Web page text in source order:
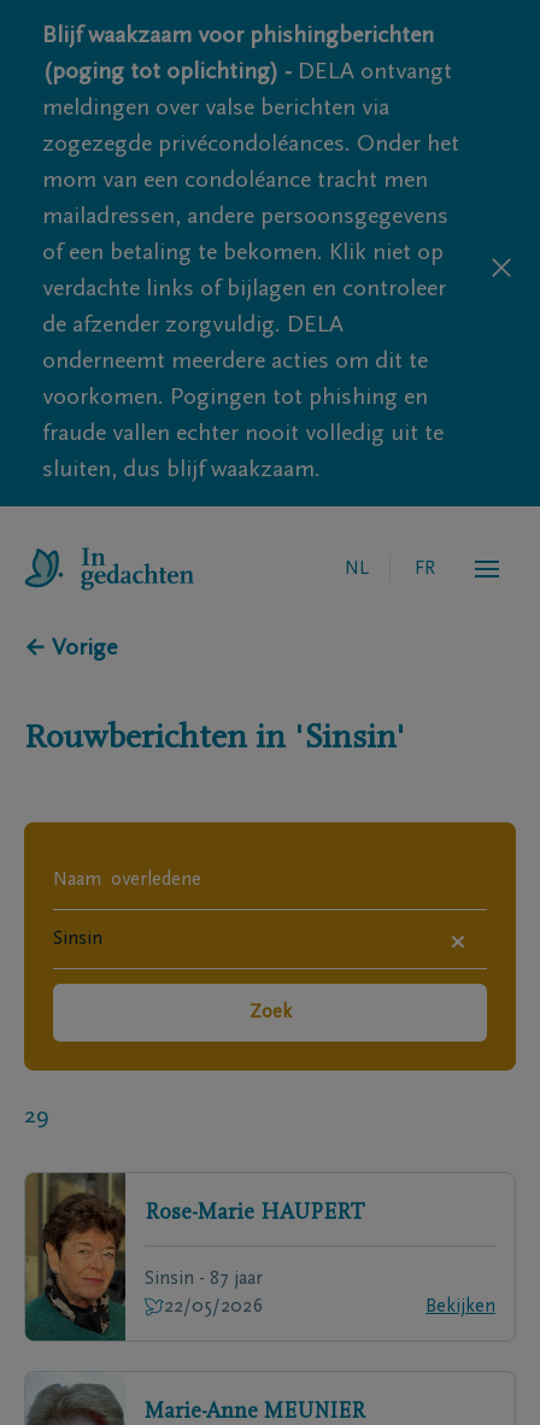
Blijf waakzaam voor phishingberichten
(poging tot oplichting) - DELA ontvangt
meldingen over valse berichten via
zogezegde privécondoléances. Onder het
mom van een condoléance tracht men
mailadressen, andere persoonsgegevens
of een betaling te bekomen. Klik niet op
verdachte links of bijlagen en controleer
de afzender zorgvuldig. DELA
onderneemt meerdere acties om dit te
voorkomen. Pogingen tot phishing en
fraude vallen echter nooit volledig uit te
sluiten, dus blijf waakzaam.
NL FR
← Vorige
Rouwberichten in 'Sinsin'
×
Zoek
29
Rose-Marie HAUPERT
Sinsin - 87 jaar
22/05/2026
Bekijken
Marie-Anne MEUNIER